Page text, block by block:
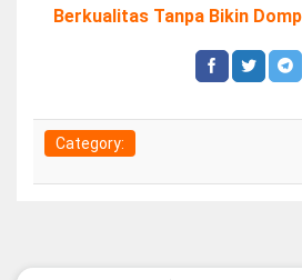
Berkualitas Tanpa Bikin
Category: